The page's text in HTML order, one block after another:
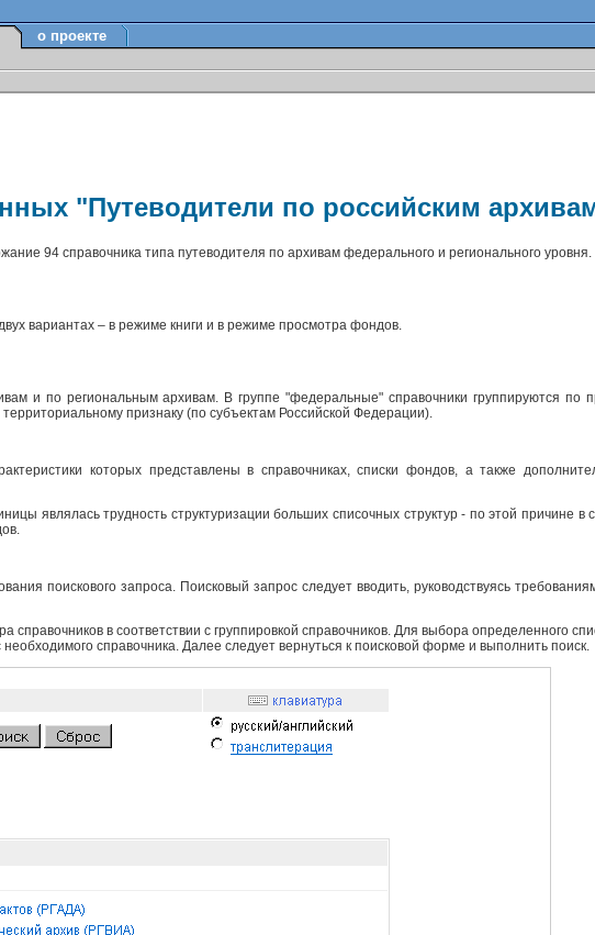
о проекте
"Путеводители по российским
94 справочника типа путеводителя по архивам федерального и регионального уровня.
вариантах – в режиме книги и в режиме просмотра фондов.
и по региональным архивам. В группе "федеральные" справочники группируются по
признаку (по субъектам Российской Федерации).
которых представлены в справочниках, списки фондов, а также
являлась трудность структуризации больших списочных структур - по этой причине в
поискового запроса. Поисковый запрос следует вводить, руководствуясь
в соответствии с группировкой справочников. Для выбора определенного
справочника. Далее следует вернуться к поисковой форме и выполнить поиск.